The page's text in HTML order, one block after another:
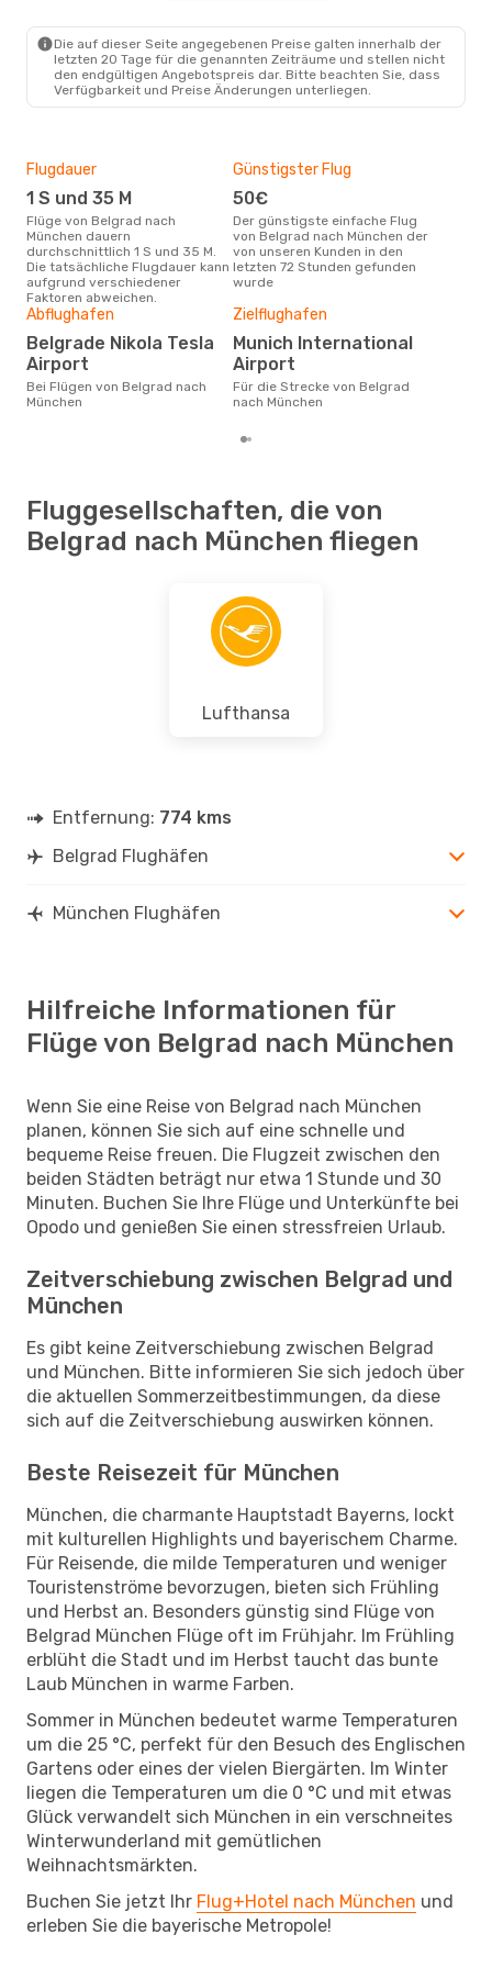
Die auf dieser Seite angegebenen Preise galten innerhalb der
letzten 20 Tage für die genannten Zeiträume und stellen nicht
den endgültigen Angebotspreis dar. Bitte beachten Sie, dass
Verfügbarkeit und Preise Änderungen unterliegen.
Flugdauer
1 S und 35 M
Flüge von Belgrad nach
München dauern
durchschnittlich 1 S und 35 M.
Die tatsächliche Flugdauer kann
aufgrund verschiedener
Faktoren abweichen.
Günstigster Flug
50€
Der günstigste einfache Flug
von Belgrad nach München der
von unseren Kunden in den
letzten 72 Stunden gefunden
wurde
Abflughafen
Belgrade Nikola Tesla
Airport
Bei Flügen von Belgrad nach
München
Zielflughafen
Munich International
Airport
Für die Strecke von Belgrad
nach München
Fluggesellschaften, die von
Belgrad nach München fliegen
Lufthansa
Entfernung: 774 kms
Belgrad Flughäfen
München Flughäfen
Hilfreiche Informationen für
Flüge von Belgrad nach München
Wenn Sie eine Reise von Belgrad nach München
planen, können Sie sich auf eine schnelle und
bequeme Reise freuen. Die Flugzeit zwischen den
beiden Städten beträgt nur etwa 1 Stunde und 30
Minuten. Buchen Sie Ihre Flüge und Unterkünfte bei
Opodo und genießen Sie einen stressfreien Urlaub.
Zeitverschiebung zwischen Belgrad und
München
Es gibt keine Zeitverschiebung zwischen Belgrad
und München. Bitte informieren Sie sich jedoch über
die aktuellen Sommerzeitbestimmungen, da diese
sich auf die Zeitverschiebung auswirken können.
Beste Reisezeit für München
München, die charmante Hauptstadt Bayerns, lockt
mit kulturellen Highlights und bayerischem Charme.
Für Reisende, die milde Temperaturen und weniger
Touristenströme bevorzugen, bieten sich Frühling
und Herbst an. Besonders günstig sind Flüge von
Belgrad München Flüge oft im Frühjahr. Im Frühling
erblüht die Stadt und im Herbst taucht das bunte
Laub München in warme Farben.
Sommer in München bedeutet warme Temperaturen
um die 25 °C, perfekt für den Besuch des Englischen
Gartens oder eines der vielen Biergärten. Im Winter
liegen die Temperaturen um die 0 °C und mit etwas
Glück verwandelt sich München in ein verschneites
Winterwunderland mit gemütlichen
Weihnachtsmärkten.
Buchen Sie jetzt Ihr Flug+Hotel nach München und
erleben Sie die bayerische Metropole!